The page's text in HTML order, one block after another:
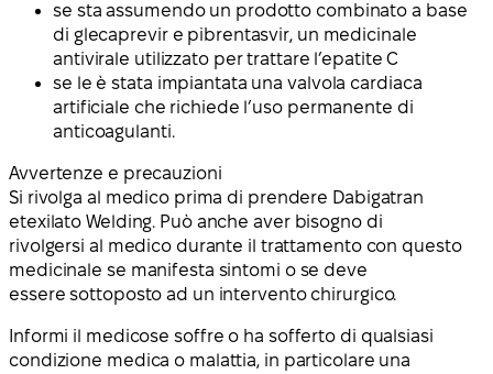
se sta assumendo un prodotto combinato a base
di glecaprevir e pibrentasvir, un medicinale
antivirale utilizzato per trattare l’epatite C
se le è stata impiantata una valvola cardiaca
artificiale che richiede l’uso permanente di
anticoagulanti.
Avvertenze e precauzioni
Si rivolga al medico prima di prendere Dabigatran
etexilato Welding. Può anche aver bisogno di
rivolgersi al medico durante il trattamento con questo
medicinale se manifesta sintomi o se deve
essere sottoposto ad un intervento chirurgico.
Informi il medicose soffre o ha sofferto di qualsiasi
condizione medica o malattia, in particolare una